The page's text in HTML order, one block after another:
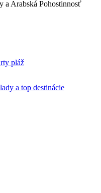
pláž
a top destinácie